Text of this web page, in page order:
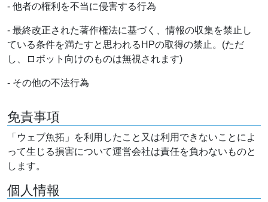
- 他者の権利を不当に侵害する行為
- 最終改正された著作権法に基づく、情報の収集を禁止し
ている条件を満たすと思われるHPの取得の禁止。(ただ
し、ロボット向けのものは無視されます)
- その他の不法行為
免責事項
「ウェブ魚拓」を利用したこと又は利用できないことによ
って生じる損害について運営会社は責任を負わないものと
します。
個人情報